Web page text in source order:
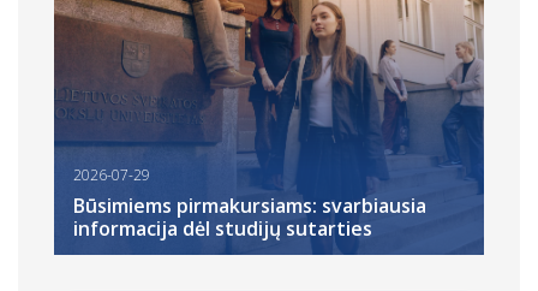
2026-07-29
Būsimiems pirmakursiams: svarbiausia
informacija dėl studijų sutarties